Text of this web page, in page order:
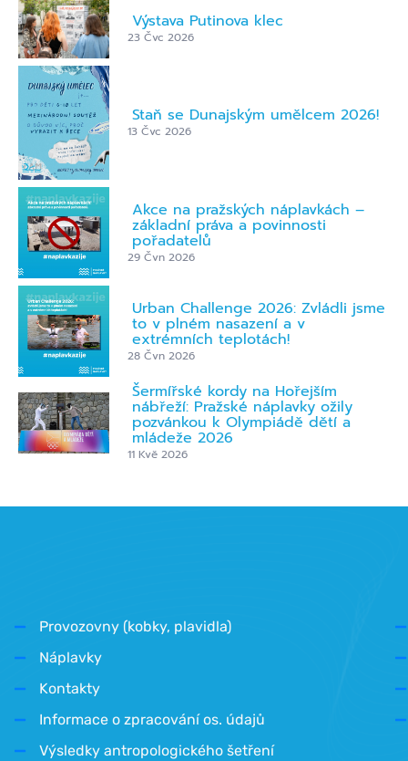
Výstava Putinova klec
23 Čvc 2026
Staň se Dunajským umělcem 2026!
13 Čvc 2026
Akce na pražských náplavkách –
základní práva a povinnosti
pořadatelů
29 Čvn 2026
Urban Challenge 2026: Zvládli jsme
to v plném nasazení a v
extrémních teplotách!
28 Čvn 2026
Šermířské kordy na Hořejším
nábřeží: Pražské náplavky ožily
pozvánkou k Olympiádě dětí a
mládeže 2026
11 Kvě 2026
Provozovny (kobky, plavidla)
Náplavky
Kontakty
Informace o zpracování os. údajů
Výsledky antropologického šetření